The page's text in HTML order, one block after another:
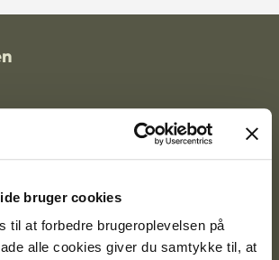
bruger cookies
til at forbedre brugeroplevelsen på
alle cookies giver du samtykke til, at
Aalborg